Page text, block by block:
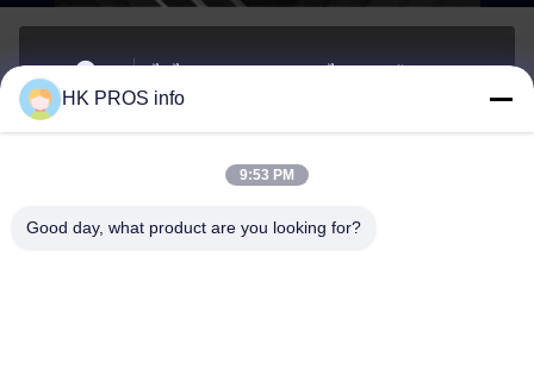
ที่อยู่
พัฒนาเศรษฐกิจยานเจาโอ จังหวัดซานเฮ
อีเมล
info@chppros.com
HK PROS info
9:53 PM
Good day, what product are you looking for?